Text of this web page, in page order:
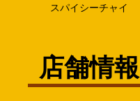
スパイシーチャイ
店舗情報